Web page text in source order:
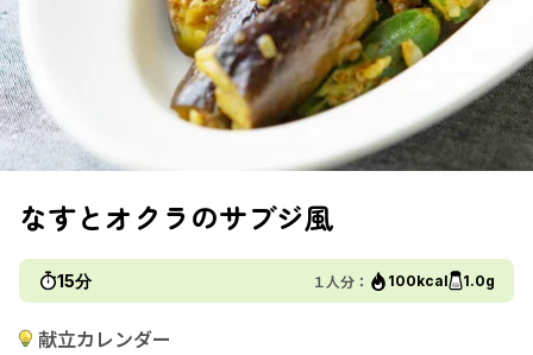
なすとオクラのサブジ風
15分 １人分： 100kcal 1.0g
献立カレンダー